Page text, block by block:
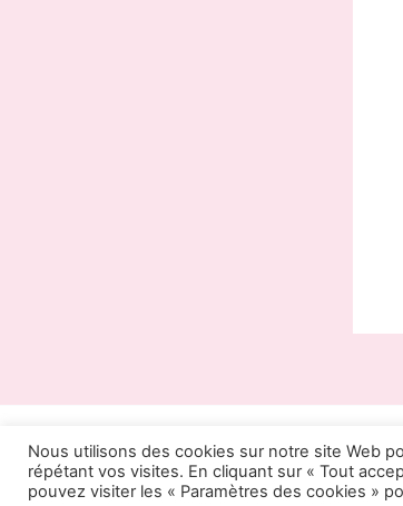
© Hermine et
Nous utilisons des cookies sur notre site Web
répétant vos visites. En cliquant sur « Tout
pouvez visiter les « Paramètres des cookies »